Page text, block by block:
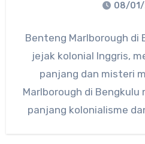
08/
Benteng Marlborough di
jejak kolonial Inggris,
panjang dan misteri
Marlborough di
panjang kolonialisme